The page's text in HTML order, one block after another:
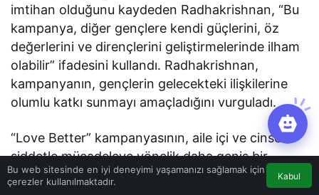
imtihan olduğunu kaydeden Radhakrishnan, “Bu
kampanya, diğer gençlere kendi güçlerini, öz
değerlerini ve dirençlerini geliştirmelerinde ilham
olabilir” ifadesini kullandı. Radhakrishnan,
kampanyanın, gençlerin gelecekteki ilişkilerine
olumlu katkı sunmayı amaçladığını vurguladı.
“Love Better” kampanyasının, aile içi ve cinsel
şiddetle mücadeleye yönelik daha geniş bir
stratejinin parçası olduğunu vurgulayan
Bu web sitesinde en iyi deneyimi yaşamanızı sağlamak için
çerezler kullanılmaktadır.
Kabul